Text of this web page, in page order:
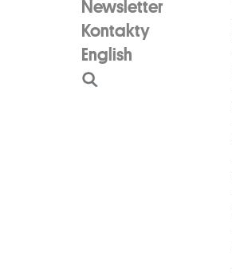
Newsletter
Kontakty
English